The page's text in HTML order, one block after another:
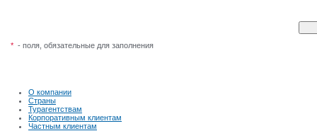
* - поля, обязательные для заполнения
О компании
Страны
Турагентствам
Корпоративным клиентам
Частным клиентам